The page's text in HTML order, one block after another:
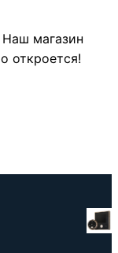
Наш магазин
откроется!